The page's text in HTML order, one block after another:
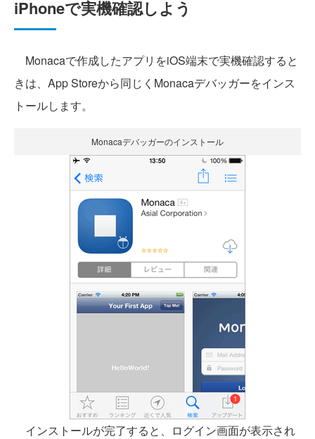
iPhoneで実機確認しよう
Monacaで作成したアプリをiOS端末で実機確認すると
きは、App Storeから同じくMonacaデバッガーをインス
トールします。
Monacaデバッガーのインストール
インストールが完了すると、ログイン画面が表示され